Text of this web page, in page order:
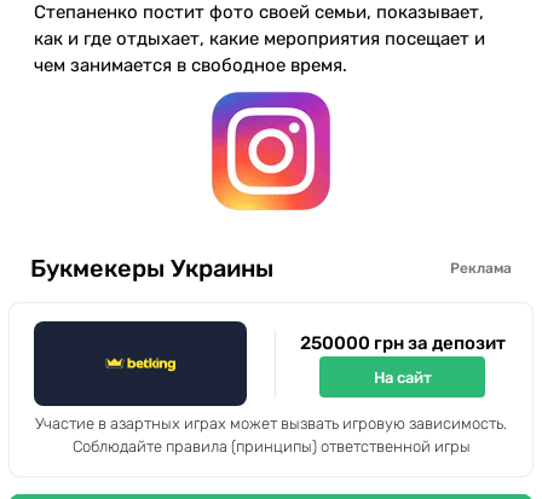
Степаненко постит фото своей семьи, показывает,
как и где отдыхает, какие мероприятия посещает и
чем занимается в свободное время.
Букмекеры Украины Реклама
250000 грн за депозит
На сайт
Участие в азартных играх может вызвать игровую зависимость.
Соблюдайте правила (принципы) ответственной игры